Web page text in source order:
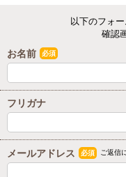
以下のフォ
確認
お名前 必須
フリガナ
メールアドレス 必須 ご返信